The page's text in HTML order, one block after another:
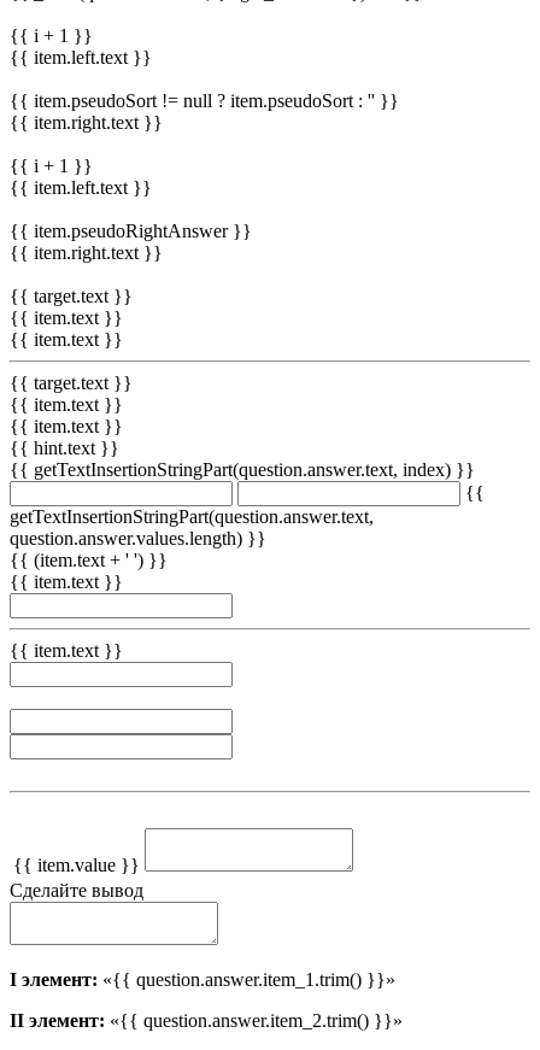
{{ i + 1 }}
{{ item.left.text }}
{{ item.pseudoSort != null ? item.pseudoSort : '' }}
{{ item.right.text }}
{{ i + 1 }}
{{ item.left.text }}
{{ item.pseudoRightAnswer }}
{{ item.right.text }}
{{ target.text }}
{{ item.text }}
{{ item.text }}
{{ target.text }}
{{ item.text }}
{{ item.text }}
{{ hint.text }}
{{ getTextInsertionStringPart(question.answer.text, index) }}
{{
getTextInsertionStringPart(question.answer.text,
question.answer.values.length) }}
{{ (item.text + ' ') }}
{{ item.text }}
{{ item.text }}
{{ item.value }}
Сделайте вывод
I элемент: «{{ question.answer.item_1.trim() }}»
II элемент: «{{ question.answer.item_2.trim() }}»